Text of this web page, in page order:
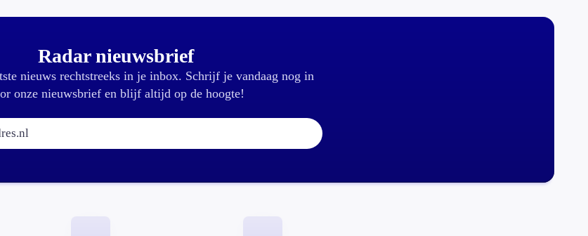
Radar nieuwsbrief
nieuws rechtstreeks in je inbox. Schrijf je vandaag nog in
onze nieuwsbrief en blijf altijd op de hoogte!
E-mailadres: